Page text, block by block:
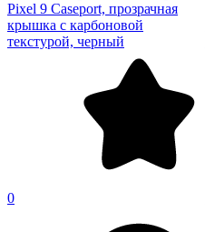
Pixel 9 Caseport, прозрачная
крышка с карбоновой
текстурой, черный
0